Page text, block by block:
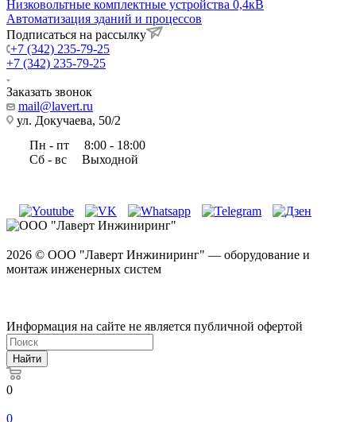
Низковольтные комплектные устройства 0,4кВ
Автоматизация зданий и процессов
Подписаться на рассылку
+7 (342) 235-79-25
+7 (342) 235-79-25
Заказать звонок
mail@lavert.ru
ул. Докучаева, 50/2
Пн - пт
8:00 - 18:00
Сб - вс
Выходной
2026 © ООО "Лаверт Инжиниринг" — оборудование и
монтаж инженерных систем
Информация на сайте не является публичной офертой
Найти
0
0